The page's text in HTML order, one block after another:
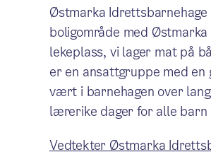
Østmarka Idrettsbarnehage
boligområde med
lekeplass, vi lager mat på
er en ansattgruppe med en
vært i barnehagen over
lærerike dager for alle barn
Vedtekter Østmarka